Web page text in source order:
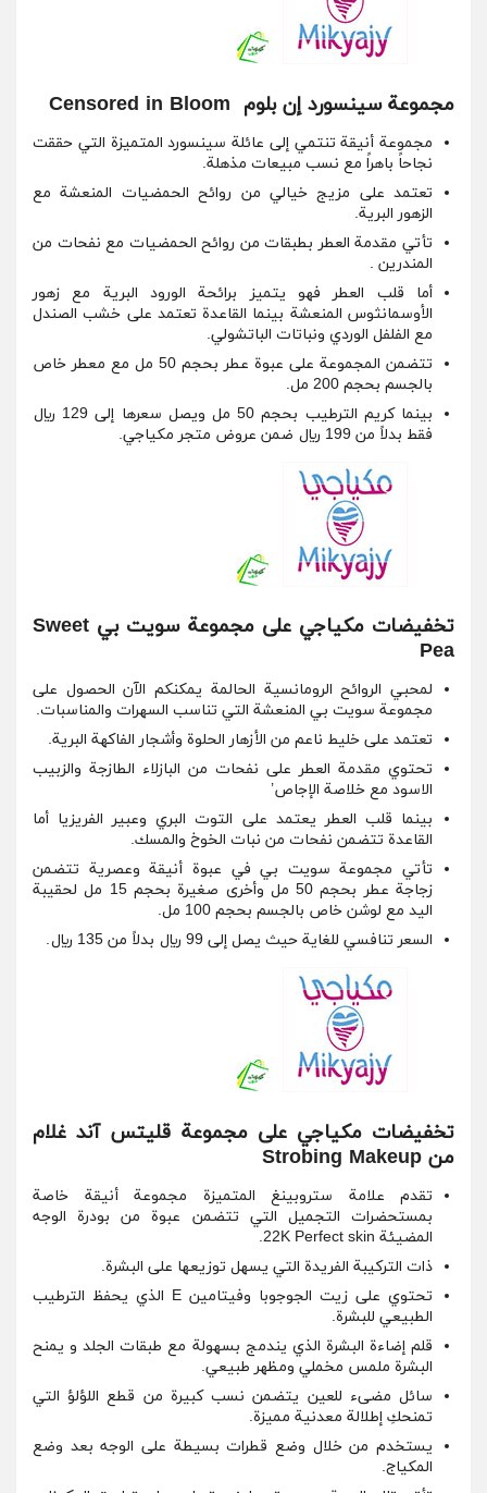
مجموعة سينسورد إن بلوم Censored in Bloom
مجموعة أنيقة تنتمي إلى عائلة سينسورد المتميزة التي حققت
نجاحاً باهراً مع نسب مبيعات مذهلة.
تعتمد على مزيج خيالي من روائح الحمضيات المنعشة مع
الزهور البرية.
تأتي مقدمة العطر بطبقات من روائح الحمضيات مع نفحات من
المندرين .
أما قلب العطر فهو يتميز برائحة الورود البرية مع زهور
الأوسمانثوس المنعشة بينما القاعدة تعتمد على خشب الصندل
مع الفلفل الوردي ونباتات الباتشولي.
تتضمن المجموعة على عبوة عطر بحجم 50 مل مع معطر خاص
بالجسم بحجم 200 مل.
بينما كريم الترطيب بحجم 50 مل ويصل سعرها إلى 129 ريال
فقط بدلاً من 199 ريال ضمن عروض متجر مكياجي.
تخفيضات مكياجي على مجموعة سويت بي Sweet
Pea
لمحبي الروائح الرومانسية الحالمة يمكنكم الآن الحصول على
مجموعة سويت بي المنعشة التي تناسب السهرات والمناسبات.
تعتمد على خليط ناعم من الأزهار الحلوة وأشجار الفاكهة البرية.
تحتوي مقدمة العطر على نفحات من البازلاء الطازجة والزبيب
الاسود مع خلاصة الإجاص’
بينما قلب العطر يعتمد على التوت البري وعبير الفريزيا أما
القاعدة تتضمن نفحات من نبات الخوخ والمسك.
تأتي مجموعة سويت بي في عبوة أنيقة وعصرية تتضمن
زجاجة عطر بحجم 50 مل وأخرى صغيرة بحجم 15 مل لحقيبة
اليد مع لوشن خاص بالجسم بحجم 100 مل.
السعر تنافسي للغاية حيث يصل إلى 99 ريال بدلاً من 135 ريال.
تخفيضات مكياجي على مجموعة قليتس آند غلام
من Strobing Makeup
تقدم علامة ستروبينغ المتميزة مجموعة أنيقة خاصة
بمستحضرات التجميل التي تتضمن عبوة من بودرة الوجه
المضيئة 22K Perfect skin.
ذات التركيبة الفريدة التي يسهل توزيعها على البشرة.
تحتوي على زيت الجوجوبا وفيتامين E الذي يحفظ الترطيب
الطبيعي للبشرة.
قلم إضاءة البشرة الذي يندمج بسهولة مع طبقات الجلد و يمنح
البشرة ملمس مخملي ومظهر طبيعي.
سائل مضىء للعين يتضمن نسب كبيرة من قطع اللؤلؤ التي
تمنحكِ إطلالة معدنية مميزة.
يستخدم من خلال وضع قطرات بسيطة على الوجه بعد وضع
المكياج.